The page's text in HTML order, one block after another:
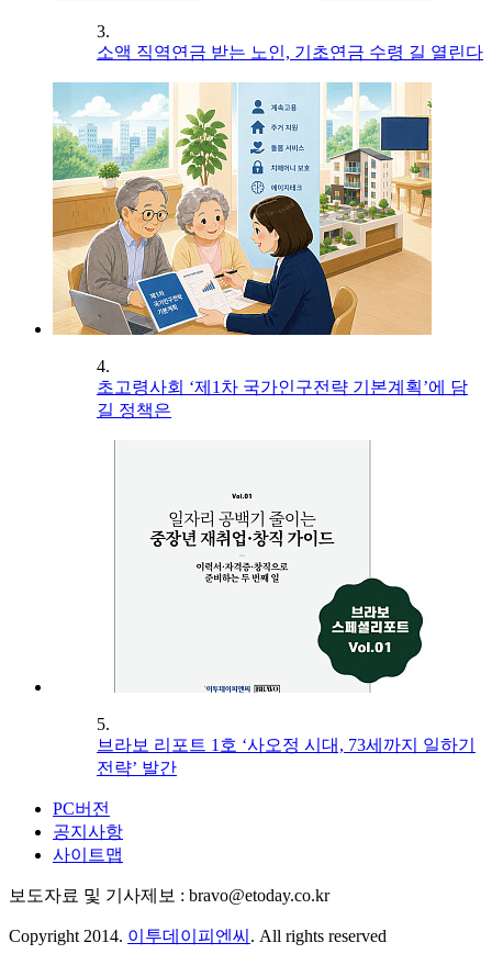
3.
소액 직역연금 받는 노인, 기초연금 수령 길 열린다
4.
초고령사회 ‘제1차 국가인구전략 기본계획’에 담
길 정책은
5.
브라보 리포트 1호 ‘사오정 시대, 73세까지 일하기
전략’ 발간
PC버전
공지사항
사이트맵
보도자료 및 기사제보 : bravo@etoday.co.kr
Copyright 2014. 이투데이피엔씨 . All rights reserved